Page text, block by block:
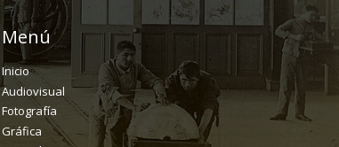
Menú
Inicio
Audiovisual
Fotografía
Gráfica